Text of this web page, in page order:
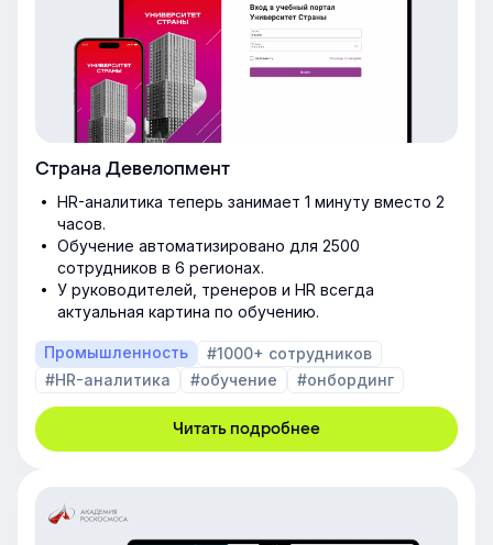
Страна Девелопмент
HR-аналитика теперь занимает 1 минуту вместо 2
часов.
Обучение автоматизировано для 2500
сотрудников в 6 регионах.
У руководителей, тренеров и HR всегда
актуальная картина по обучению.
Промышленность
#1000+ сотрудников
#HR-аналитика
#обучение #онбординг
Читать подробнее